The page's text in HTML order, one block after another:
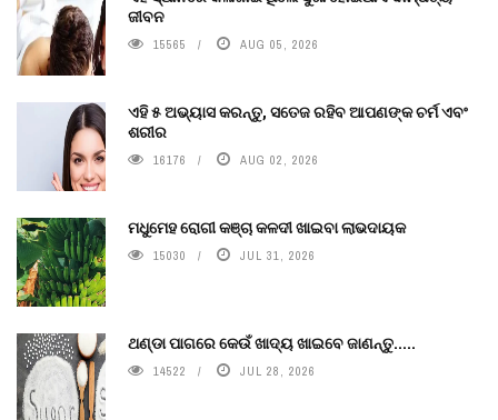
ଜୀବନ
15565 AUG 05, 2026
ଏହି ୫ ଅଭ୍ୟାସ କରନ୍ତୁ, ସତେଜ ରହିବ ଆପଣଙ୍କ ଚର୍ମ ଏବଂ
ଶରୀର
16176 AUG 02, 2026
ମଧୁମେହ ରୋଗୀ କଞ୍ଚା କଳଦୀ ଖାଇବା ଲାଭଦାୟକ
15030 JUL 31, 2026
ଥଣ୍ଡା ପାଗରେ କେଉଁ ଖାଦ୍ୟ ଖାଇବେ ଜାଣନ୍ତୁ.....
14522 JUL 28, 2026